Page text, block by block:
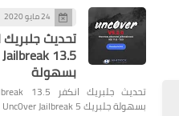
24 مايو 2020
بسهولة
بسهولة جلبريك Unc0ver Jailbreak 5